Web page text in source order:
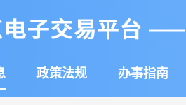
政策法规 办事指南